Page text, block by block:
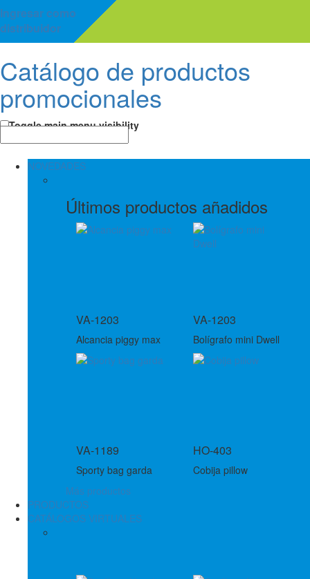
Ingresar como
distribuidor
Catálogo de productos
promocionales
Toggle main menu visibility
NOVEDADES
Últimos productos añadidos
VA-1203
Alcancia piggy max
VA-1203
Bolígrafo mini Dwell
VA-1189
Sporty bag garda
HO-403
Cobija pillow
Más productos
PRODUCTOS
CATÁLOGOS VIRTUALES